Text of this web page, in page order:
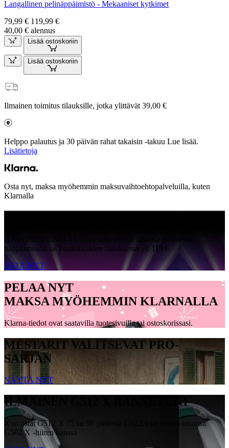
Langallinen pelinäppäimistö - Mekaaniset kytkimet
79,99 € 119,99 €
40,00 € alennus
Lisää ostoskoriin
Lisää ostoskoriin
Ilmainen toimitus tilauksille, jotka ylittävät 39,00 €
Helppo palautus ja 30 päivän rahat takaisin -takuu Lue lisää.
Lisätietoja
Osta nyt, maksa myöhemmin maksuvaihtoehtopalveluilla, kuten
Klarnalla
ILMAINEN G840 XL-hiirimatto minkä tahansa pelihiiren,
näppäimistön tai kuulokkeiden tilauksessa yli 119 €
OSTA NYT
PELAA NYT
MAKSA MYÖHEMMIN KLARNALLA
Klarna-tiedot ovat saatavilla tuotesivuilla tai ostoskorissasi.
MESTARIT VALITSEVAT PRO-
SARJAN
NÄYTÄ NYT
ILMAINEN G512 X RANNETUKI
Kun ostat G512 X 75 tai 98 yhdessä G522:n tai minkä tahansa
G502 X -hiiren kanssa